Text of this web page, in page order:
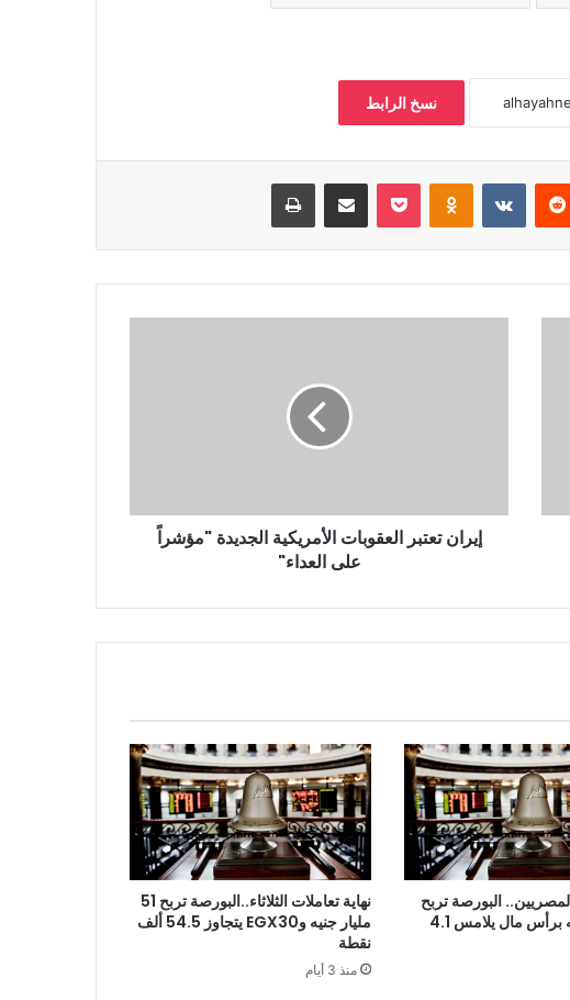
نسخ الرابط
Odnoklassniki
بوكيت مشاركة عبر البريد طباعة
إيران تعتبر العقوبات الأمريكية الجديدة "مؤشراً
على العداء"
البورصة تربح
18 مليار جنيه برأس مال يلامس 4.1
نهاية تعاملات الثلاثاء..البورصة تربح 51
مليار جنيه وEGX30 يتجاوز 54.5 ألف
نقطة
منذ 3 أيام